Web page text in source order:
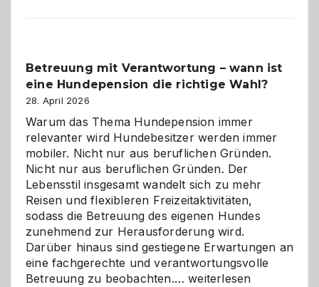
Betreuung mit Verantwortung – wann ist
eine Hundepension die richtige Wahl?
28. April 2026
Warum das Thema Hundepension immer
relevanter wird Hundebesitzer werden immer
mobiler. Nicht nur aus beruflichen Gründen.
Nicht nur aus beruflichen Gründen. Der
Lebensstil insgesamt wandelt sich zu mehr
Reisen und flexibleren Freizeitaktivitäten,
sodass die Betreuung des eigenen Hundes
zunehmend zur Herausforderung wird.
Darüber hinaus sind gestiegene Erwartungen an
eine fachgerechte und verantwortungsvolle
Betreuung zu beobachten.…Betreuung
weiterlesen